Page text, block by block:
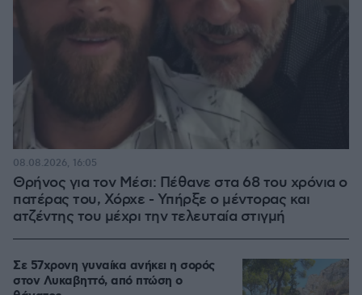
Θρήνος για τον Μέσι: Πέθανε στα 68 του χρόνια ο
πατέρας του, Χόρχε - Υπήρξε ο μέντορας και
ατζέντης του μέχρι την τελευταία στιγμή
08.08.2026, 16:05
Σε 57χρονη γυναίκα ανήκει η σορός
στον Λυκαβηττό, από πτώση ο